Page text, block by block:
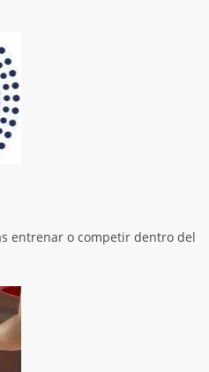
entrenar o competir dentro del